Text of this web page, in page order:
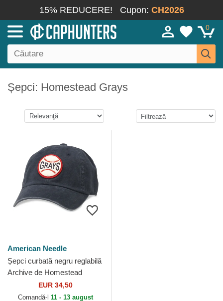
15% REDUCERE! Cupon: CH2026
0
Șepci: Homestead Grays
American Needle
Șepci curbată negru reglabilă
Archive de Homestead
Grays MLB de American
Needle
EUR 34,50
Comandă-l 11 - 13 august